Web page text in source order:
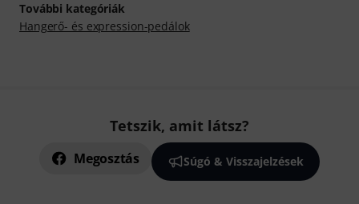
További kategóriák
Hangerő- és expression-pedálok
Tetszik, amit látsz?
Megosztás Súgó & Visszajelzések